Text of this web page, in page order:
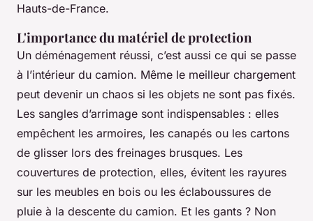
Hauts-de-France.
L'importance du matériel de protection
Un déménagement réussi, c’est aussi ce qui se passe
à l’intérieur du camion. Même le meilleur chargement
peut devenir un chaos si les objets ne sont pas fixés.
Les sangles d’arrimage sont indispensables : elles
empêchent les armoires, les canapés ou les cartons
de glisser lors des freinages brusques. Les
couvertures de protection, elles, évitent les rayures
sur les meubles en bois ou les éclaboussures de
pluie à la descente du camion. Et les gants ? Non